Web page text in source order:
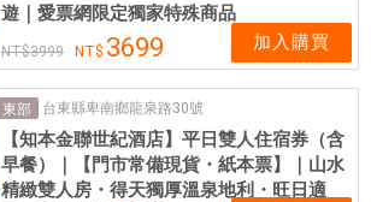
遊｜愛票網限定獨家特殊商品
3999 3699 加入購買
東部 台東縣卑南鄉龍泉路30號
【知本金聯世紀酒店】平日雙人住宿券（含
早餐）｜【門市常備現貨・紙本票】｜山水
精緻雙人房・得天獨厚溫泉地利・旺日適